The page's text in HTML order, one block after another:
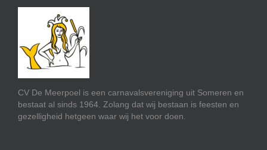
CV De Meerpoel is een carnavalsvereniging uit Someren en
bestaat al sinds 1964. Zolang dat wij bestaan is feesten en
gezelligheid hetgeen waar wij het voor doen.